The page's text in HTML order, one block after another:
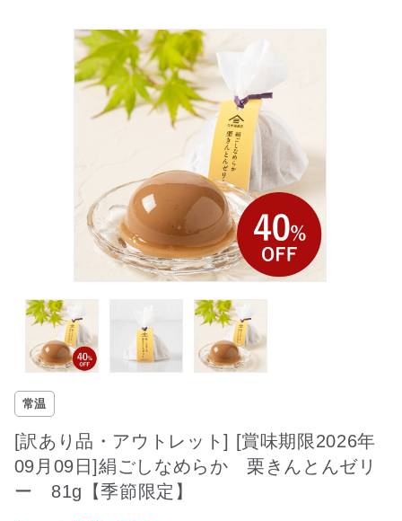
常温
[訳あり品・アウトレット] [賞味期限2026年
09月09日]絹ごしなめらか 栗きんとんゼリ
ー 81g【季節限定】